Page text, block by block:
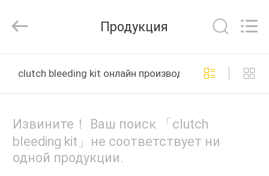
НАС
Rights
by
Продукция
clutch bleeding kit онлайн производство
Извините！ Ваш поиск 「clutch
bleeding kit」не соответствует ни
одной продукции.